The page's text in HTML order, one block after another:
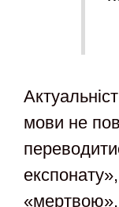
мови не
«мертвою»,